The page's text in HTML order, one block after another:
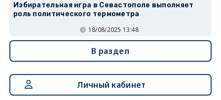
Избирательная игра в Севастополе выполняет
роль политического термометра
18/08/2025 13:48
В раздел
Личный кабинет